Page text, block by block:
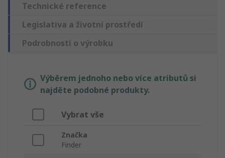
Technické reference
Legislativa a životní prostředí
Podrobnosti o výrobku
Výběrem jednoho nebo více atributů si
najděte podobné produkty.
Vybrat vše
Značka
Finder